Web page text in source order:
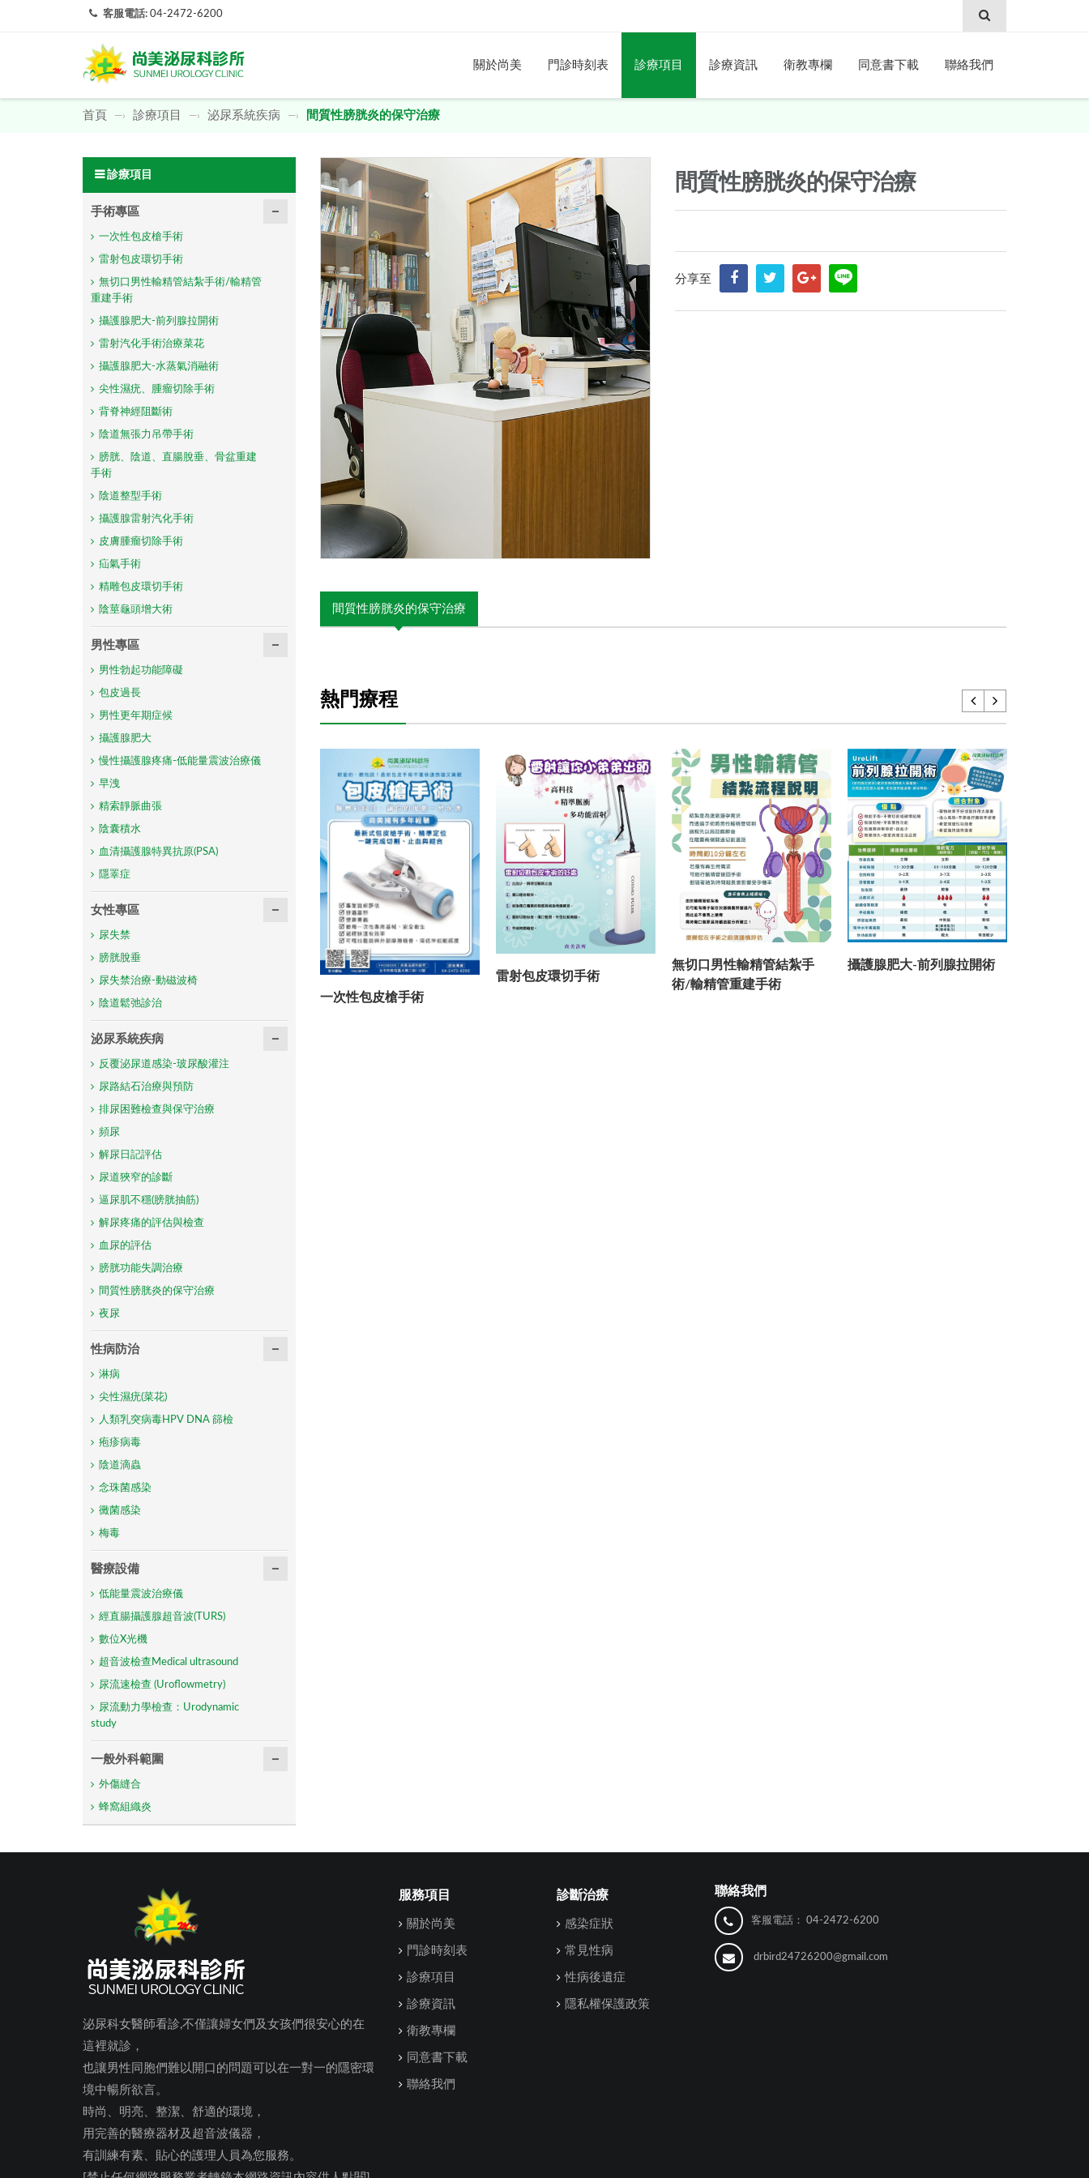
客服電話: 04-2472-6200
關於尚美 門診時刻表 診療項目 診療資訊 衛教專欄 同意書下載 聯絡我們
首頁 —› 診療項目 —› 泌尿系統疾病 —› 間質性膀胱炎的保守治療
間質性膀胱炎的保守治療
分享至
間質性膀胱炎的保守治療
熱門療程
一次性包皮槍手術
雷射包皮環切手術
無切口男性輸精管結紮手
術/輸精管重建手術
攝護腺肥大-前列腺拉開術
診療項目
手術專區
一次性包皮槍手術
雷射包皮環切手術
無切口男性輸精管結紮手術/輸精管
重建手術
攝護腺肥大-前列腺拉開術
雷射汽化手術治療菜花
攝護腺肥大-水蒸氣消融術
尖性濕疣、腫瘤切除手術
背脊神經阻斷術
陰道無張力吊帶手術
膀胱、陰道、直腸脫垂、骨盆重建
手術
陰道整型手術
攝護腺雷射汽化手術
皮膚腫瘤切除手術
疝氣手術
精雕包皮環切手術
陰莖龜頭增大術
男性專區
男性勃起功能障礙
包皮過長
男性更年期症候
攝護腺肥大
慢性攝護腺疼痛-低能量震波治療儀
早洩
精索靜脈曲張
陰囊積水
血清攝護腺特異抗原(PSA)
隱睪症
女性專區
尿失禁
膀胱脫垂
尿失禁治療-動磁波椅
陰道鬆弛診治
泌尿系統疾病
反覆泌尿道感染-玻尿酸灌注
尿路結石治療與預防
排尿困難檢查與保守治療
頻尿
解尿日記評估
尿道狹窄的診斷
逼尿肌不穩(膀胱抽筋)
解尿疼痛的評估與檢查
血尿的評估
膀胱功能失調治療
間質性膀胱炎的保守治療
夜尿
性病防治
淋病
尖性濕疣(菜花)
人類乳突病毒HPV DNA 篩檢
疱疹病毒
陰道滴蟲
念珠菌感染
黴菌感染
梅毒
醫療設備
低能量震波治療儀
經直腸攝護腺超音波(TURS)
數位X光機
超音波檢查Medical ultrasound
尿流速檢查 (Uroflowmetry)
尿流動力學檢查：Urodynamic
study
一般外科範圍
外傷縫合
蜂窩組織炎
泌尿科女醫師看診,不僅讓婦女們及女孩們很安心的在
這裡就診，
也讓男性同胞們難以開口的問題可以在一對一的隱密環
境中暢所欲言。
時尚、明亮、整潔、舒適的環境，
用完善的醫療器材及超音波儀器，
有訓練有素、貼心的護理人員為您服務。
服務項目
關於尚美
門診時刻表
診療項目
診療資訊
衛教專欄
同意書下載
聯絡我們
診斷治療
感染症狀
常見性病
性病後遺症
隱私權保護政策
聯絡我們
客服電話： 04-2472-6200
drbird24726200@gmail.com